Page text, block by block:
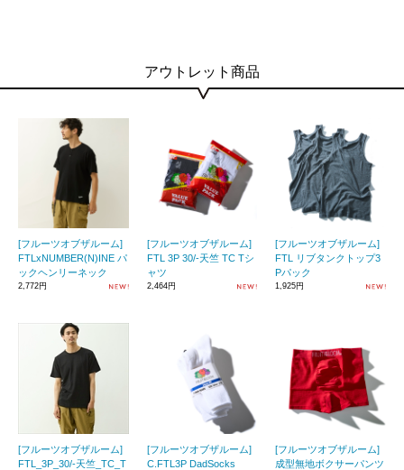
アウトレット商品
[フルーツオブザルーム]
FTLxNUMBER(N)INE パ
ックヘンリーネック
2,772円
[フルーツオブザルーム]
FTL 3P 30/-天竺 TC Tシ
ャツ
2,464円
[フルーツオブザルーム]
FTL リブタンクトップ3
Pパック
1,925円
[フルーツオブザルーム]
FTL_3P_30/-天竺_TC_T
[フルーツオブザルーム]
C.FTL3P DadSocks
[フルーツオブザルーム]
成型無地ボクサーパンツ